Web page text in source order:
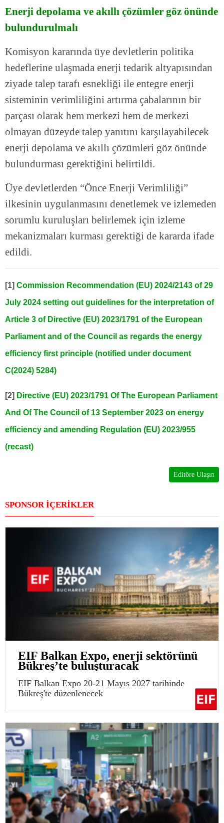
Enerji depolama ve akıllı çözümler göz önünde
bulundurulmalı
Komisyon kararında üye devletlerin politika
hedeflerine ulaşmada enerji tedarik altyapısından
ziyade talep tarafı esnekliği ile entegre enerji
sisteminin verimliliğini artırma çabalarının bir
parçası olarak hem merkezi hem de merkezi
olmayan düzeyde talep yanıtını karşılayabilecek
enerji depolama ve akıllı çözümleri göz önünde
bulundurması gerektiğini belirtildi.
Üye devletlerden “Önce Enerji Verimliliği”
ilkesinin uygulanmasını denetlemek ve izlemeden
sorumlu kuruluşları belirlemek için izleme
mekanizmaları kurması gerektiği de kararda ifade
edildi.
[1] Commission Recommendation (EU) 2024/2143 of 29
July 2024 setting out guidelines for the interpretation of
Article 3 of Directive (EU) 2023/1791 of the European
Parliament and of the Council as regards the energy
efficiency first principle (notified under document
C(2024) 5284)
[2] Directive (EU) 2023/1791 Of The European Parliament
And Of The Council of 13 September 2023 on energy
efficiency and amending Regulation (EU) 2023/955
(recast)
Editöre Ulaşın
SPONSOR İÇERİKLER
EIF Balkan Expo, enerji sektörünü
Bükreş’te buluşturacak
EIF Balkan Expo 20-21 Mayıs 2027 tarihinde
Bükreş'te düzenlenecek